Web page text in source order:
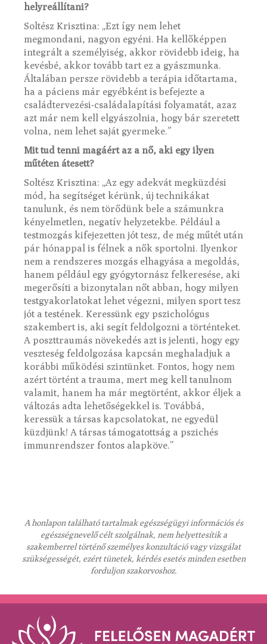
helyreállítani?
Soltész Krisztina: „Ezt így nem lehet
megmondani, nagyon egyéni. Ha kellőképpen
integrált a személyiség, akkor rövidebb ideig, ha
kevésbé, akkor tovább tart ez a gyászmunka.
Általában persze rövidebb a terápia időtartama,
ha a páciens már egyébként is befejezte a
családtervezési-családalapítási folyamatát, azaz
azt már nem kell elgyászolnia, hogy bár szeretett
volna, nem lehet saját gyermeke.”
Mit tud tenni magáért az a nő, aki egy ilyen
műtéten átesett?
Soltész Krisztina: „Az egy adekvát megküzdési
mód, ha segítséget kérünk, új technikákat
tanulunk, és nem törődünk bele a számunkra
kényelmetlen, negatív helyzetekbe. Például a
testmozgás kifejezetten jót tesz, de még műtét után
pár hónappal is félnek a nők sportolni. Ilyenkor
nem a rendszeres mozgás elhagyása a megoldás,
hanem például egy gyógytornász felkeresése, aki
megerősíti a bizonytalan nőt abban, hogy milyen
testgyakorlatokat lehet végezni, milyen sport tesz
jót a testének. Keressünk egy pszichológus
szakembert is, aki segít feldolgozni a történteket.
A poszttraumás növekedés azt is jelenti, hogy egy
veszteség feldolgozása kapcsán meghaladjuk a
korábbi működési szintünket. Fontos, hogy nem
azért történt a trauma, mert meg kell tanulnom
valamit, hanem ha már megtörtént, akkor éljek a
változás adta lehetőségekkel is. Továbbá,
keressük a társas kapcsolatokat, ne egyedül
küzdjünk! A társas támogatottság a pszichés
immunrendszer fontos alapköve.”
A honlapon található tartalmak egészségügyi információs és
egészségnevelő célt szolgálnak, nem helyettesítik a
szakemberrel történő személyes konzultáció vagy vizsgálat
szükségességét, ezért tünetek, kérdés esetés minden esetben
forduljon szakorvoshoz.